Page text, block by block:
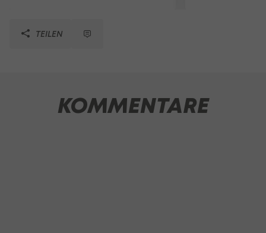
TEILEN
KOMMENTARE